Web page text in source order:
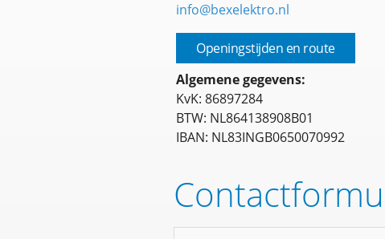
info@bexelektro.nl
Openingstijden en route
Algemene gegevens:
KvK: 86897284
BTW: NL864138908B01
IBAN: NL83INGB0650070992